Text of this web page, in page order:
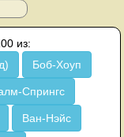
из:
Боб-Хоуп
Спрингс
Ван-Нэйс